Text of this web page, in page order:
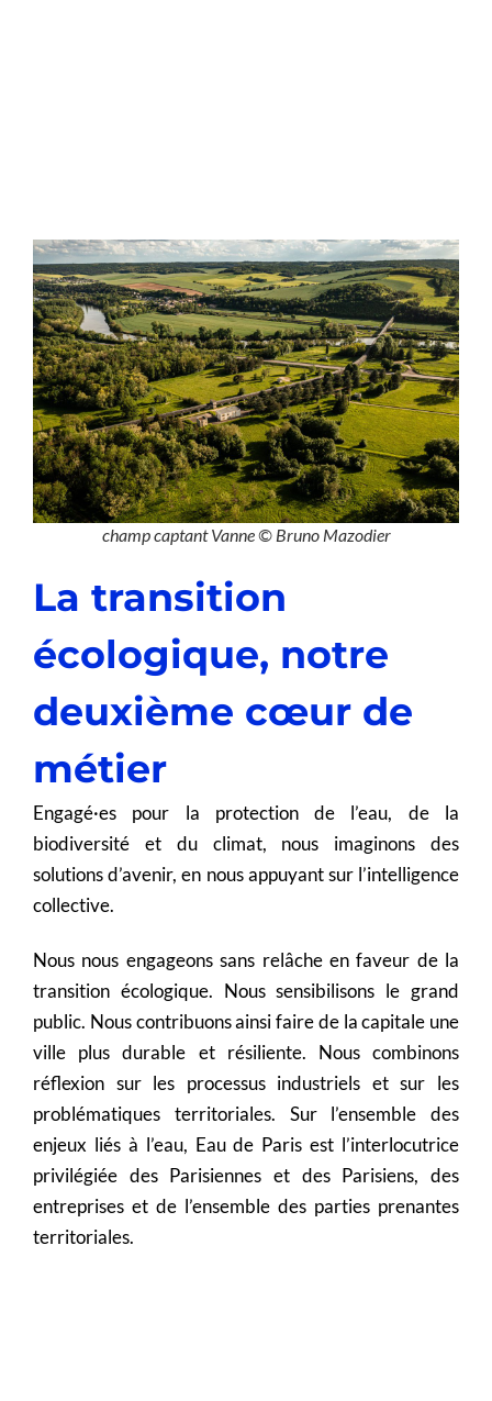
champ captant Vanne © Bruno Mazodier
La transition
écologique, notre
deuxième cœur de
métier
Engagé·es pour la protection de l’eau, de la
biodiversité et du climat, nous imaginons des
solutions d’avenir, en nous appuyant sur l’intelligence
collective.
Nous nous engageons sans relâche en faveur de la
transition écologique. Nous sensibilisons le grand
public. Nous contribuons ainsi faire de la capitale une
ville plus durable et résiliente. Nous combinons
réflexion sur les processus industriels et sur les
problématiques territoriales. Sur l’ensemble des
enjeux liés à l’eau, Eau de Paris est l’interlocutrice
privilégiée des Parisiennes et des Parisiens, des
entreprises et de l’ensemble des parties prenantes
territoriales.